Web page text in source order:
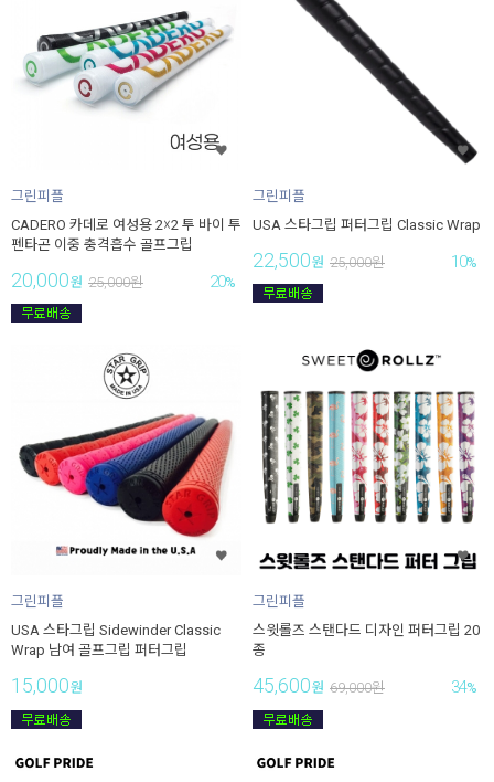
그린피플
CADERO 카데로 여성용 2☓2 투 바이 투
펜타곤 이중 충격흡수 골프그립
20,000원 25,000원 20%
그린피플
USA 스타그립 퍼터그립 Classic Wrap
22,500원 25,000원 10%
그린피플
USA 스타그립 Sidewinder Classic
Wrap 남여 골프그립 퍼터그립
15,000원
그린피플
스윗롤즈 스탠다드 디자인 퍼터그립 20
종
45,600원 69,000원 34%